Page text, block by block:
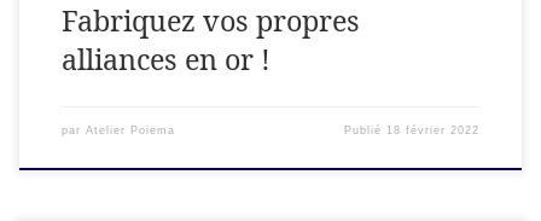
Fabriquez vos propres
alliances en or !
par Atelier Poiema Publié 18 février 2022